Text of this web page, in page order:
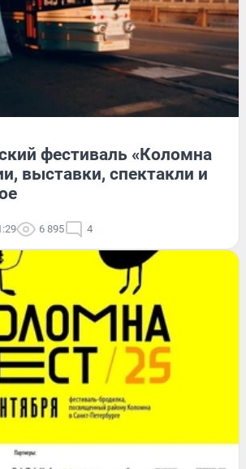
фестиваль «Коломна
выставки, спектакли и
6 895 4